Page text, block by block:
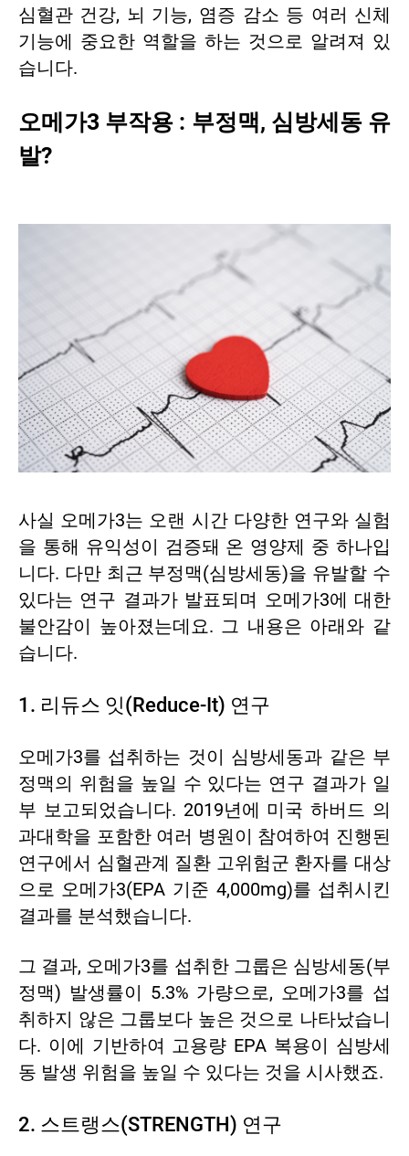
심혈관 건강, 뇌 기능, 염증 감소 등 여러 신체
기능에 중요한 역할을 하는 것으로 알려져 있
습니다.
오메가3 부작용 : 부정맥, 심방세동 유
발?
사실 오메가3는 오랜 시간 다양한 연구와 실험
을 통해 유익성이 검증돼 온 영양제 중 하나입
니다. 다만 최근 부정맥(심방세동)을 유발할 수
있다는 연구 결과가 발표되며 오메가3에 대한
불안감이 높아졌는데요. 그 내용은 아래와 같
습니다.
1. 리듀스 잇(Reduce-It) 연구
오메가3를 섭취하는 것이 심방세동과 같은 부
정맥의 위험을 높일 수 있다는 연구 결과가 일
부 보고되었습니다. 2019년에 미국 하버드 의
과대학을 포함한 여러 병원이 참여하여 진행된
연구에서 심혈관계 질환 고위험군 환자를 대상
으로 오메가3(EPA 기준 4,000mg)를 섭취시킨
결과를 분석했습니다.
그 결과, 오메가3를 섭취한 그룹은 심방세동(부
정맥) 발생률이 5.3% 가량으로, 오메가3를 섭
취하지 않은 그룹보다 높은 것으로 나타났습니
다. 이에 기반하여 고용량 EPA 복용이 심방세
동 발생 위험을 높일 수 있다는 것을 시사했죠.
2. 스트랭스(STRENGTH) 연구